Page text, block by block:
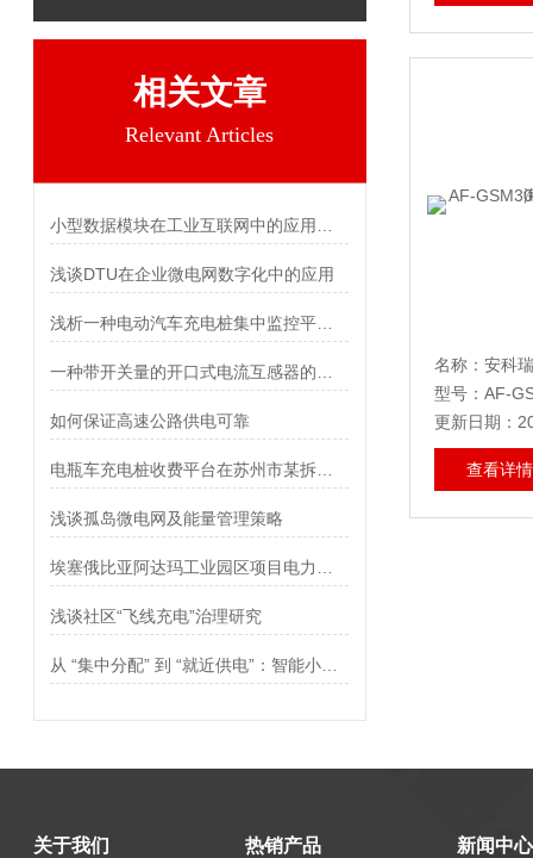
相关文章
Relevant Articles
浅谈DTU在企业微电网数字化中的应用
如何保证高速公路供电可靠
浅谈孤岛微电网及能量管理策略
浅谈社区“飞线充电”治理研究
型号：AF-
更新日期：
查看详情
关于我们 热销产品 新闻中心